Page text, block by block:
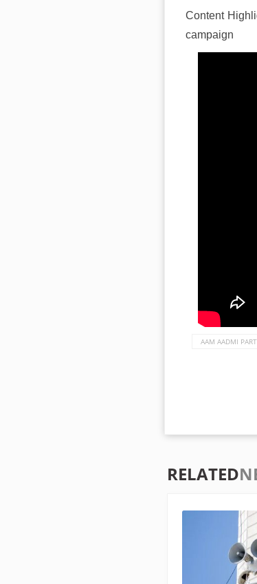
Content
campaign
AAM AADMI
RELATED